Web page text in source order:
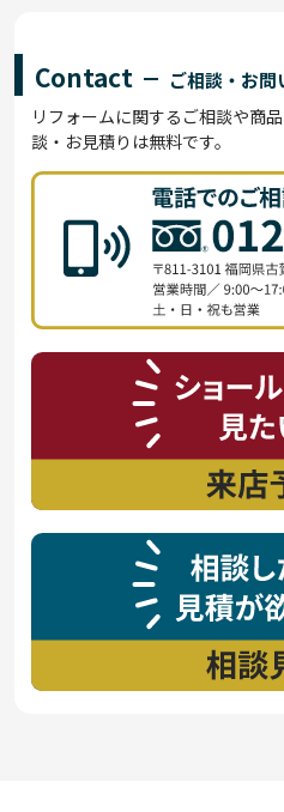
Contact ご相談・お問
リフォームに関するご相談や商
談・お見積りは無料です。